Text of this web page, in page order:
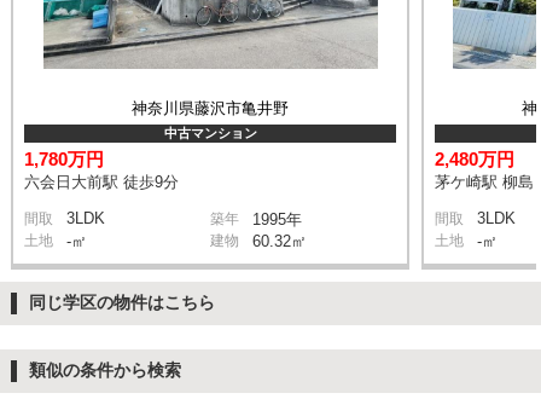
神奈川県藤沢市亀井野
中古マンション
1,780万円
六会日大前駅 徒歩9分
間取 3LDK 築年 1995年
土地 -㎡ 建物 60.32㎡
神
2,480万円
茅ケ崎駅 柳島
間取 3LDK
土地 -㎡
同じ学区の物件はこちら
類似の条件から検索